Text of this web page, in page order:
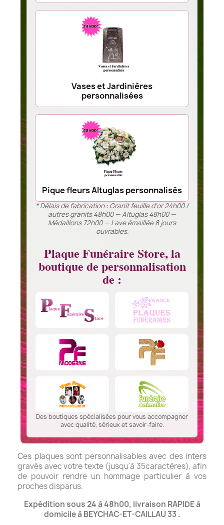
Vases et Jardinières
personnalisées
Pique fleurs Altuglas personnalisés
* Délais de fabrication : Granit feuille d’or 24h00 /
autres granits 48h00 — Altuglas 48h00 —
Médaillons 72h00 — Lave émaillée 8 jours
ouvrables.
Plaque Funéraire Store, la
boutique de personnalisation
de :
Des boutiques spécialisées pour vous accompagner
avec qualité, sérieux et savoir-faire.
Ces plaques sont personnalisables avec des inters
gravés avec votre texte (jusqu'à 35caractères), afin
de pouvoir rendre un hommage particulier à vos
proches disparus.
Expédition sous 24 à 48h00, livraison RAPIDE à
domicile à BEYCHAC-ET-CAILLAU 33 .